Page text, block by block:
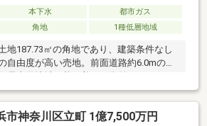
本下水
都市ガス
角地 1種低層地域
地187.73㎡の角地であり、建築条件なし
自由度が高い売地。前面道路約6.0mの公
想の住まいを実現しやすい土地です【見
売地・土地面積187.73㎡（約56.78坪）・
第一種低層住居専用地域に位置【周辺環
市神奈川区立町 1億7,500万円